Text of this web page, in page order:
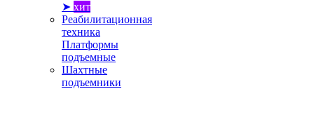
➤ хит
Реабилитационная
техника
Платформы
подъемные
Шахтные
подъемники